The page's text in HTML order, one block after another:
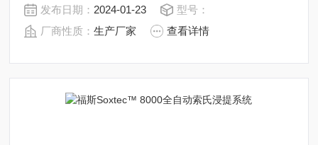
发布日期： 2024-01-23
型号：
厂商性质：生产厂家 查看详情